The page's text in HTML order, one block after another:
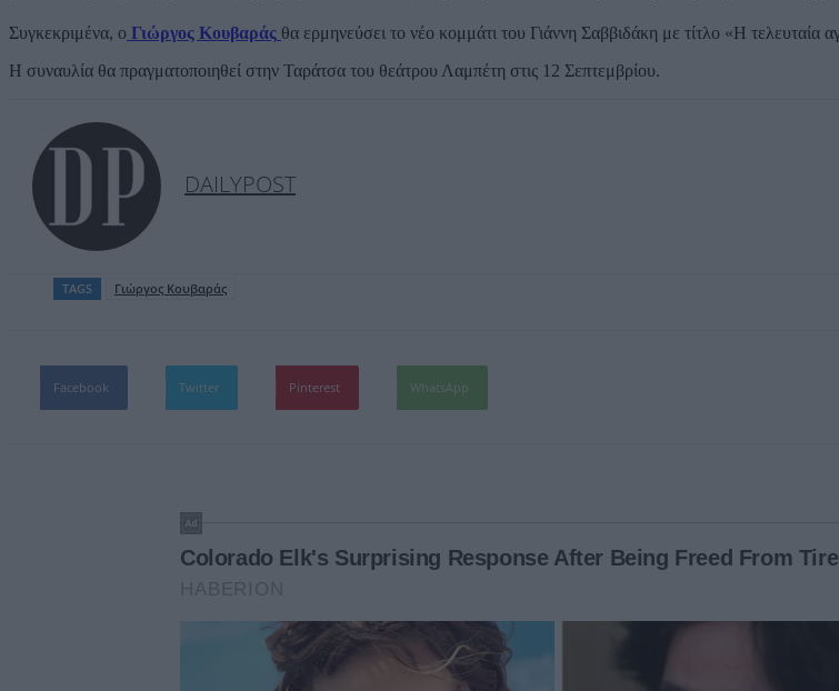
Συγκεκριμένα, ο Γιώργος Κουβαράς θα ερμηνεύσει το νέο κομμάτι του Γιάννη Σαββιδάκη με τίτλο «Η τελευταία
Η συναυλία θα πραγματοποιηθεί στην Ταράτσα του θεάτρου Λαμπέτη στις 12 Σεπτεμβρίου.
DAILYPOST
TAGS Γιώργος Κουβαράς
Facebook Twitter Pinterest WhatsApp